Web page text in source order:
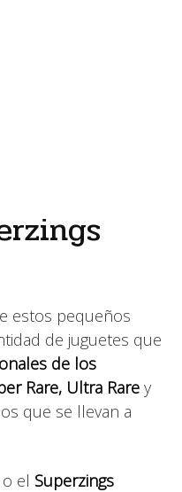
estos pequeños
de juguetes que
de los
Rare, Ultra Rare y
que se llevan a
el Superzings